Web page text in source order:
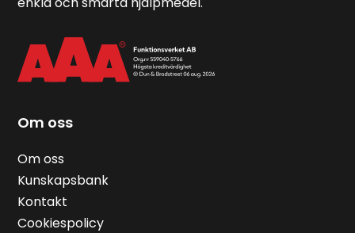
Om oss
Om oss
Kunskapsbank
Kontakt
Cookiespolicy